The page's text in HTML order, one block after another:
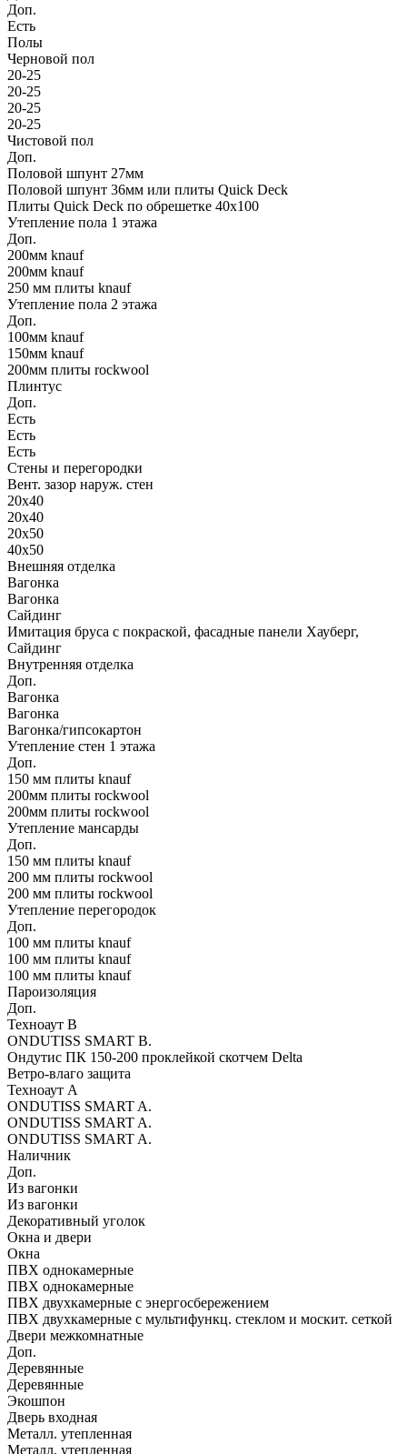
Доп.
Есть
Полы
Черновой пол
20-25
20-25
20-25
20-25
Чистовой пол
Доп.
Половой шпунт 27мм
Половой шпунт 36мм или плиты Quick Deck
Плиты Quick Deck по обрешетке 40х100
Утепление пола 1 этажа
Доп.
200мм knauf
200мм knauf
250 мм плиты knauf
Утепление пола 2 этажа
Доп.
100мм knauf
150мм knauf
200мм плиты rockwool
Плинтус
Доп.
Есть
Есть
Есть
Стены и перегородки
Вент. зазор наруж. стен
20х40
20х40
20х50
40х50
Внешняя отделка
Вагонка
Вагонка
Сайдинг
Имитация бруса с покраской, фасадные панели Хауберг,
Сайдинг
Внутренняя отделка
Доп.
Вагонка
Вагонка
Вагонка/гипсокартон
Утепление стен 1 этажа
Доп.
150 мм плиты knauf
200мм плиты rockwool
200мм плиты rockwool
Утепление мансарды
Доп.
150 мм плиты knauf
200 мм плиты rockwool
200 мм плиты rockwool
Утепление перегородок
Доп.
100 мм плиты knauf
100 мм плиты knauf
100 мм плиты knauf
Пароизоляция
Доп.
Техноаут В
ONDUTISS SMART В.
Ондутис ПК 150-200 проклейкой скотчем Delta
Ветро-влаго защита
Техноаут А
ONDUTISS SMART A.
ONDUTISS SMART A.
ONDUTISS SMART A.
Наличник
Доп.
Из вагонки
Из вагонки
Декоративный уголок
Окна и двери
Окна
ПВХ однокамерные
ПВХ однокамерные
ПВХ двухкамерные с энергосбережением
ПВХ двухкамерные с мультифункц. стеклом и москит. сеткой
Двери межкомнатные
Доп.
Деревянные
Деревянные
Экошпон
Дверь входная
Металл. утепленная
Металл. утепленная